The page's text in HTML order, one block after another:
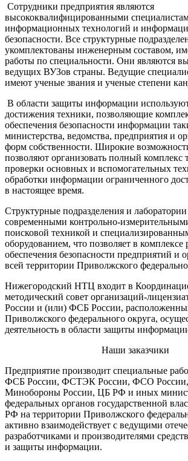
Сотрудники предприятия являются
высококвалифицированными
информационных технологий и
безопасности. Все структурные
укомплектованы инженерным составом,
работы по специальности. Они являются
ведущих ВУЗов страны. Ведущие
имеют ученые звания и ученые степени
В области защиты информации
достижения техники, позволяющие
обеспечения безопасности информации
министерства, ведомства, предприятия и
форм собственности. Широкие
позволяют организовать полный комплекс
проверки основных и вспомогательных
обработки информации ограниченного
в настоящее время.
Структурные подразделения и
современными контрольно-
поисковой техникой и
оборудованием, что позволяет в
обеспечения безопасности предприятий и
всей территории Приволжского
Нижегородский НТЦ входит в
методический совет организаций-
России и (или) ФСБ России,
Приволжского федерального округа,
деятельность в области защиты
Наши заказчики
Предприятие производит специальные
ФСБ России, ФСТЭК России, ФСО
Минобороны России, ЦБ РФ и иных
федеральных органов государственной
РФ на территории Приволжского
активно взаимодействует с ведущими
разработчиками и производителями
и защиты информации.